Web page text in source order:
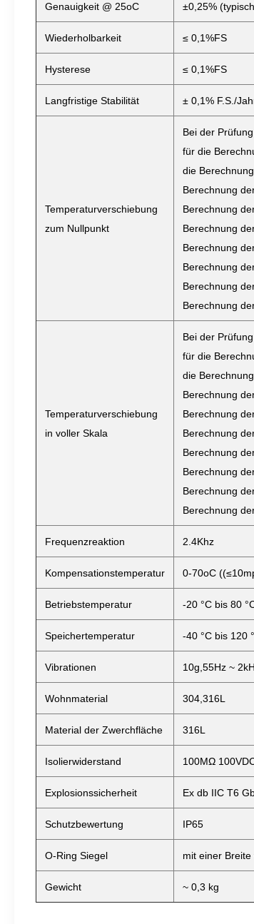
Genauigkeit @ 25oC ±0,25%
Wiederholbarkeit ≤ 0,1%FS
Hysterese ≤ 0,1%FS
Langfristige Stabilität ± 0,1% F.S./
Temperaturverschiebung
zum Nullpunkt
Bei der
für die
die
Berechnung
Berechnung
Berechnung
Berechnung
Berechnung
Berechnung
Berechnung
Temperaturverschiebung
in voller Skala
Bei der
für die
die
Berechnung
Berechnung
Berechnung
Berechnung
Berechnung
Berechnung
Berechnung
Frequenzreaktion 2.4Khz
Kompensationstemperatur 0-70oC
Betriebstemperatur -20 °C bis 80
Speichertemperatur -40 °C bis 120
Vibrationen 10g,55Hz ~
Wohnmaterial 304,316L
Material der Zwerchfläche 316L
Isolierwiderstand 100MΩ
Explosionssicherheit Ex db IIC T6
Schutzbewertung IP65
O-Ring Siegel mit einer
Gewicht ~ 0,3 kg